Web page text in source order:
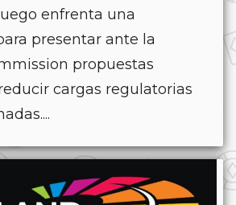
enfrenta una
presentar ante la
propuestas
cargas regulatorias